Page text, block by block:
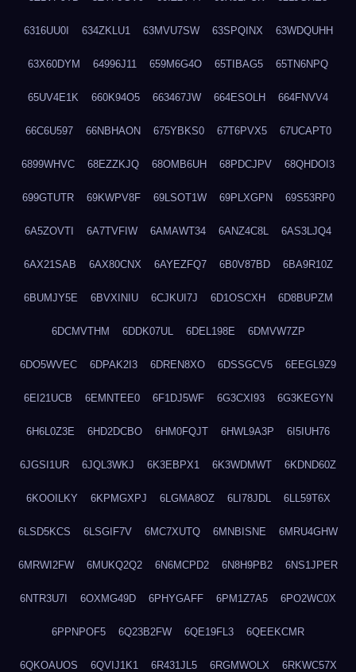
6316UU0I 634ZKLU1 63MVU7SW 63SPQINX 63WDQUHH
63X60DYM 64996J11 659M6G4O 65TIBAG5 65TN6NPQ
65UV4E1K 660K94O5 663467JW 664ESOLH 664FNVV4
66C6U597 66NBHAON 675YBKS0 67T6PVX5 67UCAPT0
6899WHVC 68EZZKJQ 68OMB6UH 68PDCJPV 68QHDOI3
699GTUTR 69KWPV8F 69LSOT1W 69PLXGPN 69S53RP0
6A5ZOVTI 6A7TVFIW 6AMAWT34 6ANZ4C8L 6AS3LJQ4
6AX21SAB 6AX80CNX 6AYEZFQ7 6B0V87BD 6BA9R10Z
6BUMJY5E 6BVXINIU 6CJKUI7J 6D1OSCXH 6D8BUPZM
6DCMVTHM 6DDK07UL 6DEL198E 6DMVW7ZP
6DO5WVEC 6DPAK2I3 6DREN8XO 6DSSGCV5 6EEGL9Z9
6EI21UCB 6EMNTEE0 6F1DJ5WF 6G3CXI93 6G3KEGYN
6H6L0Z3E 6HD2DCBO 6HM0FQJT 6HWL9A3P 6I5IUH76
6JGSI1UR 6JQL3WKJ 6K3EBPX1 6K3WDMWT 6KDND60Z
6KOOILKY 6KPMGXPJ 6LGMA8OZ 6LI78JDL 6LL59T6X
6LSD5KCS 6LSGIF7V 6MC7XUTQ 6MNBISNE 6MRU4GHW
6MRWI2FW 6MUKQ2Q2 6N6MCPD2 6N8H9PB2 6NS1JPER
6NTR3U7I 6OXMG49D 6PHYGAFF 6PM1Z7A5 6PO2WC0X
6PPNPOF5 6Q23B2FW 6QE19FL3 6QEEKCMR
6QKOAUOS 6QVIJ1K1 6R431JL5 6RGMWOLX 6RKWC57X